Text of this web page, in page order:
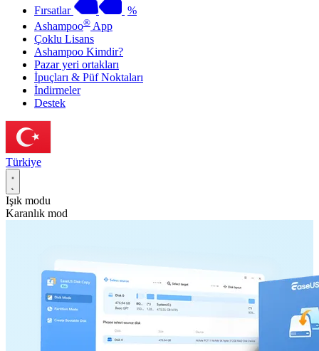
Fırsatlar
%
Ashampoo® App
Çoklu Lisans
Ashampoo Kimdir?
Pazar yeri ortakları
İpuçları & Püf Noktaları
İndirmeler
Destek
Türkiye
Işık modu
Karanlık mod